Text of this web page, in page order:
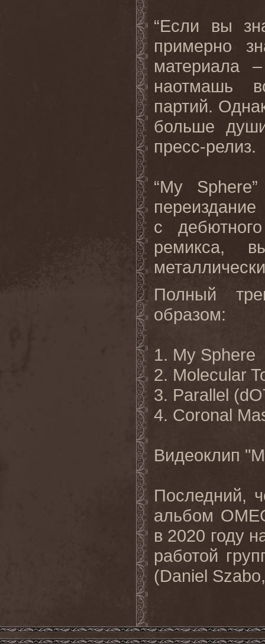
“Если вы
примерно
материала
наотмашь
партий.
больше
пресс-релиз.
“My Sphere
с
ремикса,
Полный
образом:
1. My Sphere
2. Molecular
3. Parallel
4. Coronal
Видеоклип
Последний,
альбом
в 2020 году
работой
(Daniel